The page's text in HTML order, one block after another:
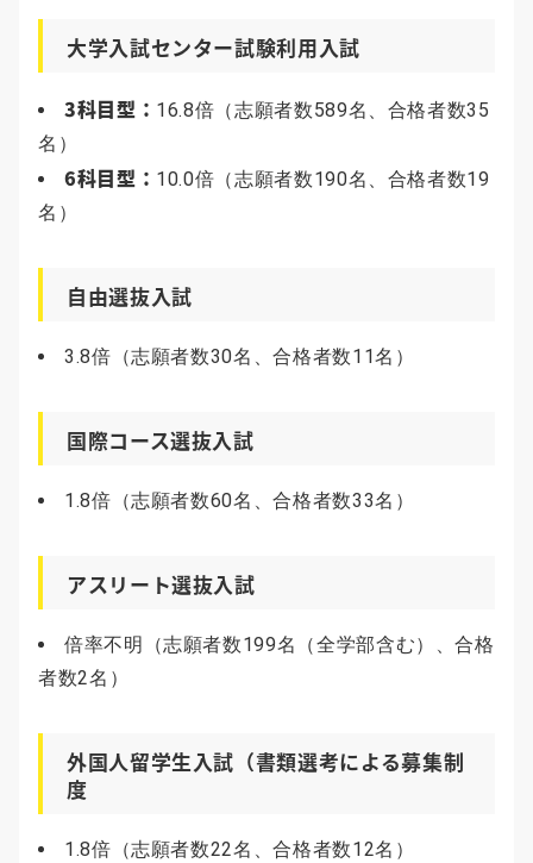
大学入試センター試験利用入試
3科目型： 16.8倍（志願者数589名、合格者数35
名）
6科目型： 10.0倍（志願者数190名、合格者数19
名）
自由選抜入試
3.8倍（志願者数30名、合格者数11名）
国際コース選抜入試
1.8倍（志願者数60名、合格者数33名）
アスリート選抜入試
倍率不明（志願者数199名（全学部含む）、合格
者数2名）
外国人留学生入試（書類選考による募集制
度
1.8倍（志願者数22名、合格者数12名）